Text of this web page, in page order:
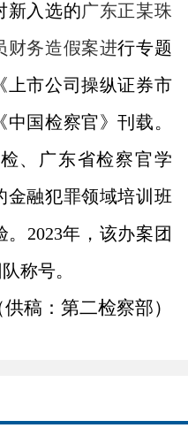
新入选的广东正某珠
财务造假案进行专题
上市公司操纵证券市
国检察官》刊载。
、广东省检察官学
金融犯罪领域培训班
2023年，该办案团
称号。
供稿：第二检察部）